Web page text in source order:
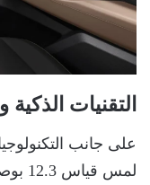
التقنيات الذكية